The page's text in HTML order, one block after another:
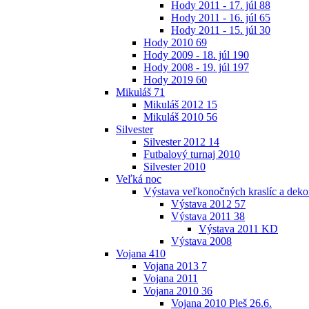
Hody 2011 - 17. júl 88
Hody 2011 - 16. júl 65
Hody 2011 - 15. júl 30
Hody 2010 69
Hody 2009 - 18. júl 190
Hody 2008 - 19. júl 197
Hody 2019 60
Mikuláš 71
Mikuláš 2012 15
Mikuláš 2010 56
Silvester
Silvester 2012 14
Futbalový turnaj 2010
Silvester 2010
Veľká noc
Výstava veľkonočných kraslíc a
Výstava 2012 57
Výstava 2011 38
Výstava 2011 KD
Výstava 2008
Vojana 410
Vojana 2013 7
Vojana 2011
Vojana 2010 36
Vojana 2010 Pleš 26.6.